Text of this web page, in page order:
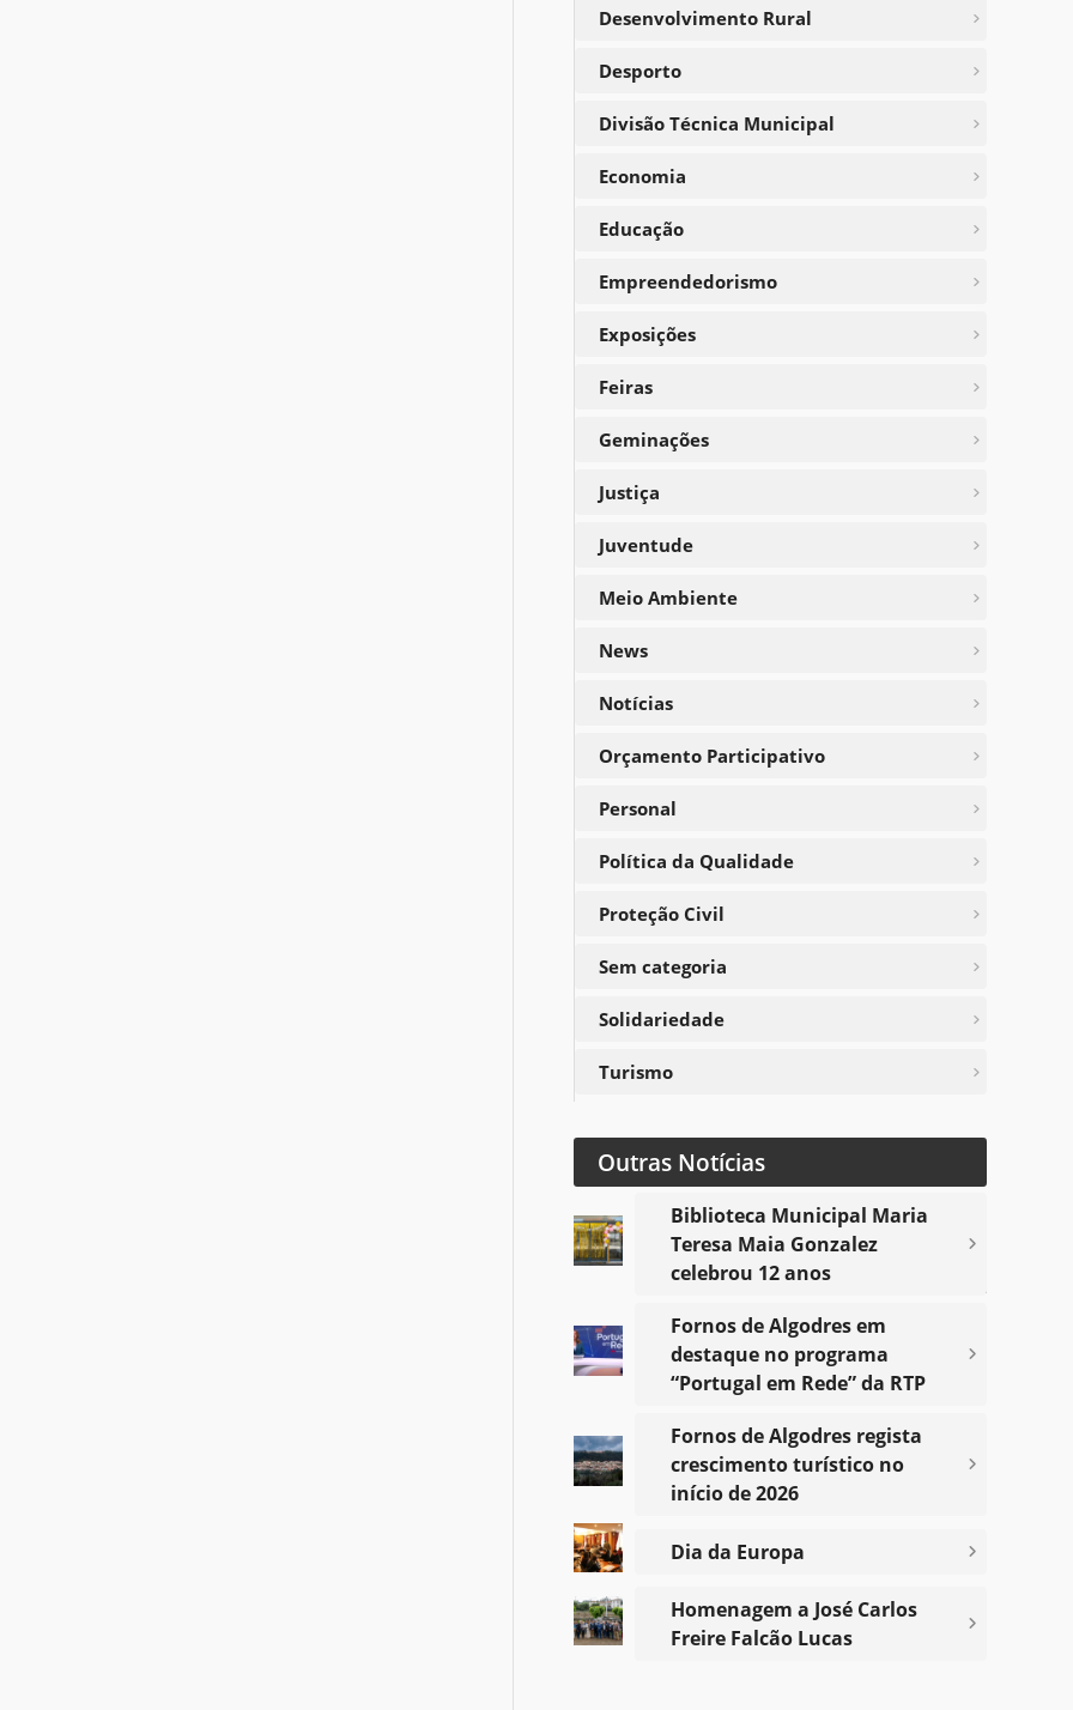
Desenvolvimento Rural
Desporto
Divisão Técnica Municipal
Economia
Educação
Empreendedorismo
Exposições
Feiras
Geminações
Justiça
Juventude
Meio Ambiente
News
Notícias
Orçamento Participativo
Personal
Política da Qualidade
Proteção Civil
Sem categoria
Solidariedade
Turismo
Outras Notícias
Biblioteca Municipal Maria
Teresa Maia Gonzalez
celebrou 12 anos
Fornos de Algodres em
destaque no programa
“Portugal em Rede” da RTP
Fornos de Algodres regista
crescimento turístico no
início de 2026
Dia da Europa
Homenagem a José Carlos
Freire Falcão Lucas
Notícias